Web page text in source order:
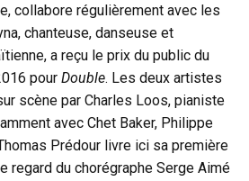
collabore régulièrement avec les
chanteuse, danseuse et
a reçu le prix du public du
pour Double. Les deux artistes
scène par Charles Loos, pianiste
avec Chet Baker, Philippe
Prédour livre ici sa première
regard du chorégraphe Serge Aimé